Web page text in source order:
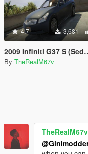
4.7 3,681
2009 Infiniti G37 S (Sedan) - GTA 5 (Unlocked)
By TheRealM67v
TheRealM67v